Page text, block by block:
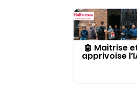
🤖 Maitrise
apprivoise